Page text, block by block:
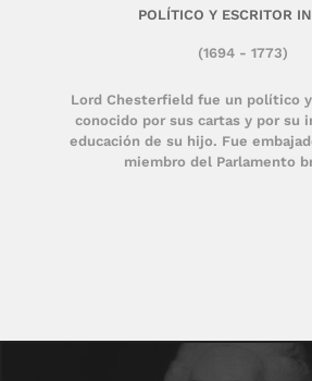
Lord Chesterfield fue un político
conocido por sus cartas y por su
educación de su hijo. Fue
miembro del Parlamento
(1694 - 1773)
POLÍTICO Y ESCRITOR